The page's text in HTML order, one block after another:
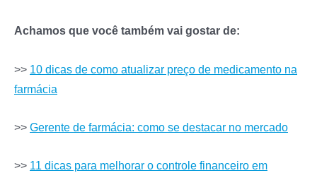
Achamos que você também vai gostar de:
>> 10 dicas de como atualizar preço de medicamento na
farmácia
>> Gerente de farmácia: como se destacar no mercado
>> 11 dicas para melhorar o controle financeiro em